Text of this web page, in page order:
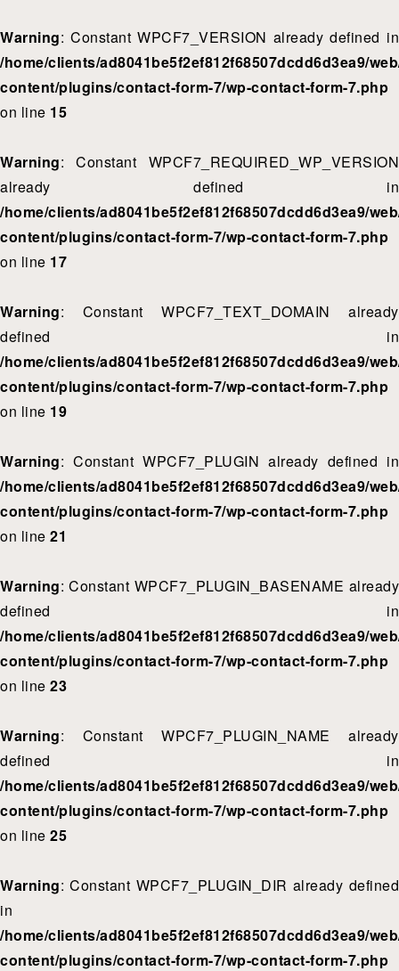
Warning: Constant WPCF7_VERSION already defined in
/home/clients/ad8041be5f2ef812f68507dcdd6d3ea9/
content/plugins/contact-form-7/wp-contact-form-7.php
on line 15
Warning: Constant WPCF7_REQUIRED_WP_VERSION
already defined in
/home/clients/ad8041be5f2ef812f68507dcdd6d3ea9/
content/plugins/contact-form-7/wp-contact-form-7.php
on line 17
Warning: Constant WPCF7_TEXT_DOMAIN already
defined in
/home/clients/ad8041be5f2ef812f68507dcdd6d3ea9/
content/plugins/contact-form-7/wp-contact-form-7.php
on line 19
Warning: Constant WPCF7_PLUGIN already defined in
/home/clients/ad8041be5f2ef812f68507dcdd6d3ea9/
content/plugins/contact-form-7/wp-contact-form-7.php
on line 21
Warning: Constant WPCF7_PLUGIN_BASENAME already
defined in
/home/clients/ad8041be5f2ef812f68507dcdd6d3ea9/
content/plugins/contact-form-7/wp-contact-form-7.php
on line 23
Warning: Constant WPCF7_PLUGIN_NAME already
defined in
/home/clients/ad8041be5f2ef812f68507dcdd6d3ea9/
content/plugins/contact-form-7/wp-contact-form-7.php
on line 25
Warning: Constant WPCF7_PLUGIN_DIR already defined
in
/home/clients/ad8041be5f2ef812f68507dcdd6d3ea9/
content/plugins/contact-form-7/wp-contact-form-7.php